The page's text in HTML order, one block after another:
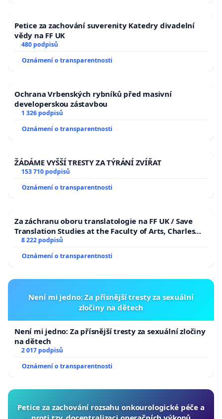
Petice za zachování suverenity Katedry divadelní
vědy na FF UK
480 podpisů
Oznámení o transparentnosti
Ochrana Vrbenských rybníků před masivní
developerskou zástavbou
1 326 podpisů
Oznámení o transparentnosti
ŽÁDÁME VYŠŠÍ TRESTY ZA TÝRÁNÍ ZVÍŘAT
153 710 podpisů
Oznámení o transparentnosti
Za záchranu oboru translatologie na FF UK / Save
Translation Studies at the Faculty of Arts, Charles
University
8 222 podpisů
Oznámení o transparentnosti
Není mi jedno: Za přísnější tresty za sexuální
zločiny na dětech
Není mi jedno: Za přísnější tresty za sexuální zločiny
na dětech
2 017 podpisů
Oznámení o transparentnosti
Petice za zachování rozsahu onkourologické péče a